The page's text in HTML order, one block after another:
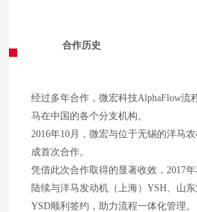
合作历史
经过多年合作，微宏科技AlphaFlow流
马在中国的各个分支机构。
2016年10月，微宏与位于无锡的洋马
成首次合作。
凭借此次合作取得的显著收效，2017年
陆续与洋马发动机（上海）YSH、山
YSD顺利签约，助力流程一体化管理。